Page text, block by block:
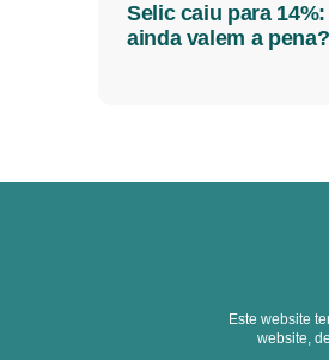
Selic caiu para 14%:
ainda valem a pena?
Este website
website,